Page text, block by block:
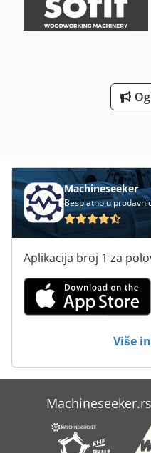
Machineseeker
Besplatno u
Aplikacija broj 1 za
Više